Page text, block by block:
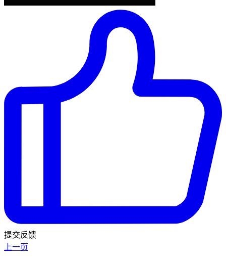
提交反馈
上一页